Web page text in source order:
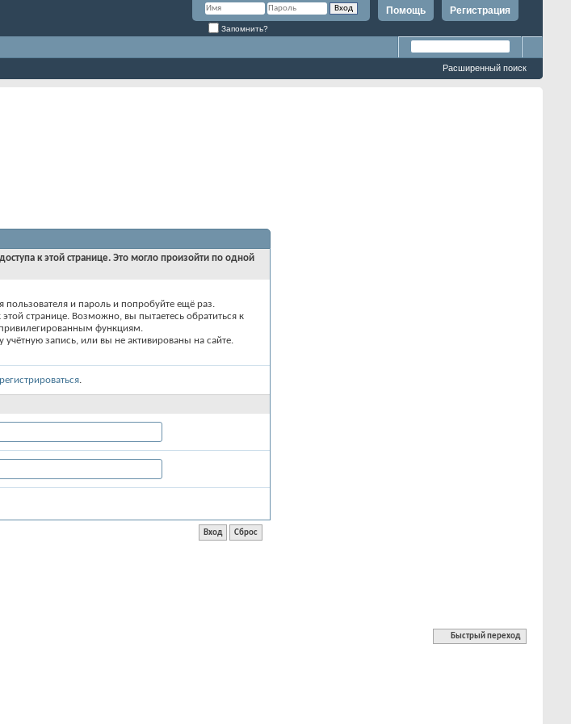
Регистрация
Помощь
Запомнить?
Расширенный поиск
к этой странице. Это могло произойти по одной
пользователя и пароль и попробуйте ещё раз.
странице. Возможно, вы пытаетесь обратиться к
функциям.
запись, или вы не активированы на сайте.
.
Быстрый переход